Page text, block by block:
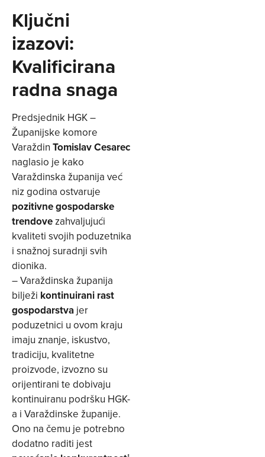
Ključni
izazovi:
Kvalificirana
radna snaga
Predsjednik HGK –
Županijske komore
Varaždin Tomislav Cesarec
naglasio je kako
Varaždinska županija već
niz godina ostvaruje
pozitivne gospodarske
trendovezahvaljujući
kvaliteti svojih poduzetnika
i snažnoj suradnji svih
dionika.
– Varaždinska županija
bilježi kontinuirani rast
gospodarstva jer
poduzetnici u ovom kraju
imaju znanje, iskustvo,
tradiciju, kvalitetne
proizvode, izvozno su
orijentirani te dobivaju
kontinuiranu podršku HGK-
a i Varaždinske županije.
Ono na čemu je potrebno
dodatno raditi jest